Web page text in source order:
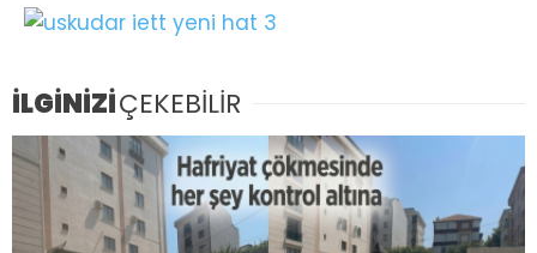
İLGİNİZİÇEKEBİLİR